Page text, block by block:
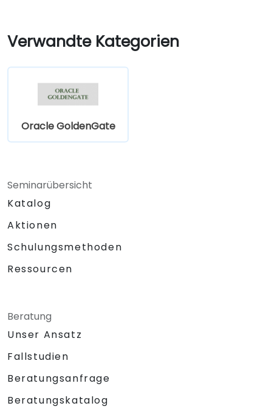
Verwandte Kategorien
Oracle GoldenGate
Seminarübersicht
Katalog
Aktionen
Schulungsmethoden
Ressourcen
Beratung
Unser Ansatz
Fallstudien
Beratungsanfrage
Beratungskatalog